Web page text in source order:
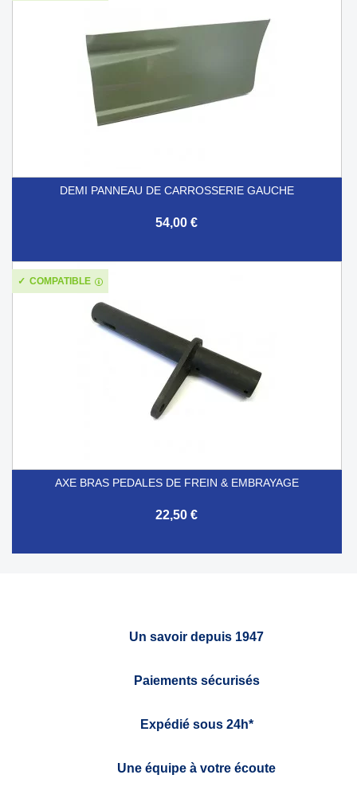
DEMI PANNEAU DE CARROSSERIE GAUCHE
54,00 €
AXE BRAS PEDALES DE FREIN & EMBRAYAGE
22,50 €
COMPATIBLE
Un savoir depuis 1947
Paiements sécurisés
Expédié sous 24h*
Une équipe à votre écoute